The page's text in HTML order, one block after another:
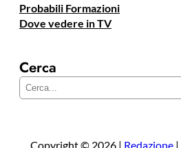
Probabili Formazioni
Dove vedere in TV
Cerca
e
a
Copyright © 2026 | Redazione |